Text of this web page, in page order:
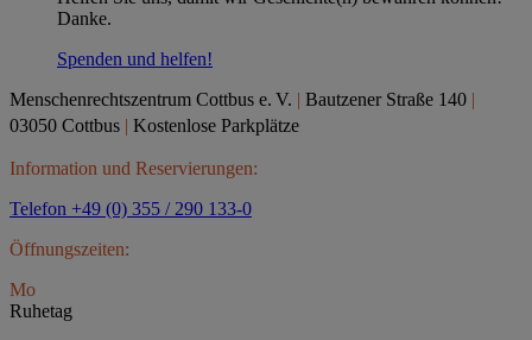
Danke.
Spenden und helfen!
Menschenrechtszentrum Cottbus e. V. | Bautzener Straße 140 |
03050 Cottbus | Kostenlose Parkplätze
Information und Reservierungen:
Telefon +49 (0) 355 / 290 133-0
Öffnungszeiten:
Mo
Ruhetag